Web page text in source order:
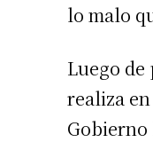
lo malo
Luego
realiza